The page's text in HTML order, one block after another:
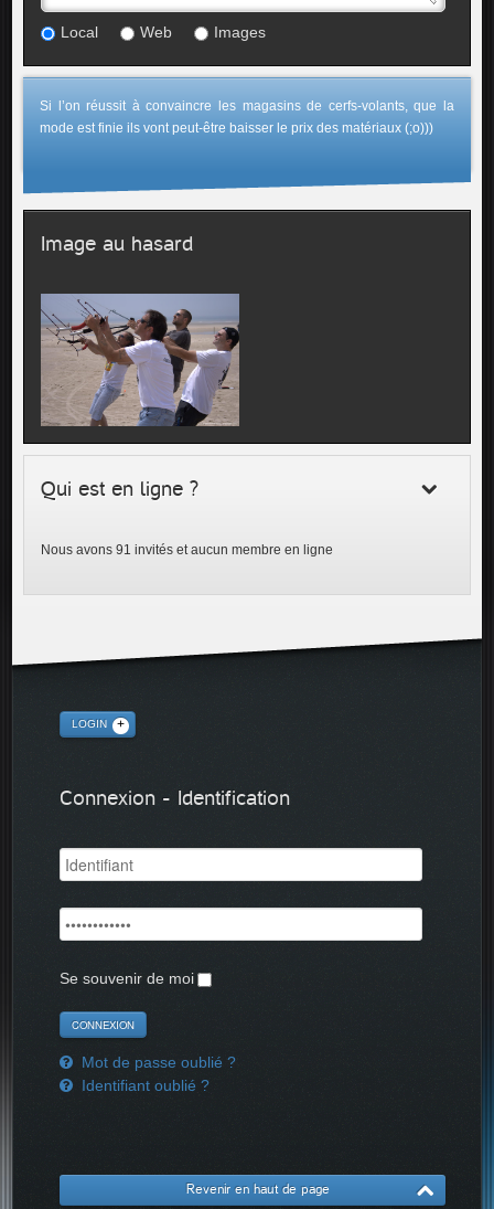
Local Web Images
Si l’on réussit à convaincre les magasins de cerfs-volants, que la
mode est finie ils vont peut-être baisser le prix des matériaux (;o)))
Image au hasard
Qui est en ligne ?
Nous avons 91 invités et aucun membre en ligne
LOGIN
Connexion - Identification
Se souvenir de moi
Mot de passe oublié ?
Identifiant oublié ?
Revenir en haut de page